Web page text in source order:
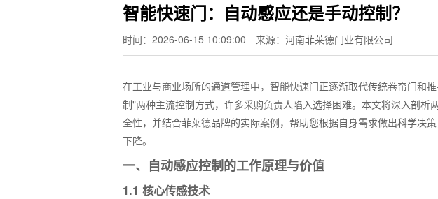
智能快速门：自动感应还是手动控制？
时间：2026-06-15 10:09:00 来源：河南菲莱德门业有限公司
在工业与商业场所的通道管理中，智能快速门正逐渐取代传统卷帘门和
制"两种主流控制方式，许多采购负责人陷入选择困难。本文将深入剖析
全性，并结合菲莱德品牌的实际案例，帮助您根据自身需求做出科学决
下降。
一、自动感应控制的工作原理与价值
1.1 核心传感技术